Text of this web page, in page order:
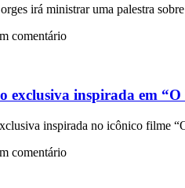
irá ministrar uma palestra
comentário
exclusiva inspirada em “O
inspirada no icônico filme
comentário